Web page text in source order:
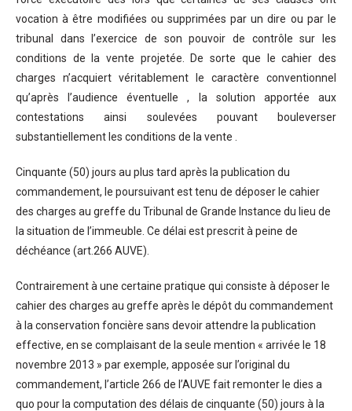
vocation à être modifiées ou supprimées par un dire ou par le
tribunal dans l’exercice de son pouvoir de contrôle sur les
conditions de la vente projetée. De sorte que le cahier des
charges n’acquiert véritablement le caractère conventionnel
qu’après l’audience éventuelle , la solution apportée aux
contestations ainsi soulevées pouvant bouleverser
substantiellement les conditions de la vente .
Cinquante (50) jours au plus tard après la publication du
commandement, le poursuivant est tenu de déposer le cahier
des charges au greffe du Tribunal de Grande Instance du lieu de
la situation de l’immeuble. Ce délai est prescrit à peine de
déchéance (art.266 AUVE).
Contrairement à une certaine pratique qui consiste à déposer le
cahier des charges au greffe après le dépôt du commandement
à la conservation foncière sans devoir attendre la publication
effective, en se complaisant de la seule mention « arrivée le 18
novembre 2013 » par exemple, apposée sur l’original du
commandement, l’article 266 de l’AUVE fait remonter le dies a
quo pour la computation des délais de cinquante (50) jours à la